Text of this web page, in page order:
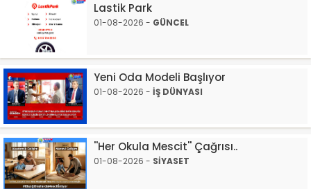
Lastik Park
01-08-2026 - GÜNCEL
Yeni Oda Modeli Başlıyor
01-08-2026 - İŞ DÜNYASI
''Her Okula Mescit'' Çağrısı..
01-08-2026 - SİYASET